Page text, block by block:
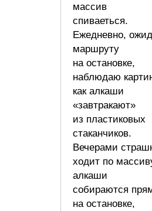
массив
спиваеться.
Ежедневно,
маршруту
на остановке,
наблюдаю
как алкаши
«завтракают»
из пластиковых
стаканчиков.
Вечерами
ходит по
алкаши
собираются
на остановке,